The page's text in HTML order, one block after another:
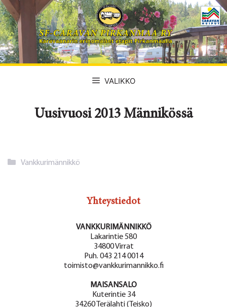
Siirry
sisältöön
VALIKKO
Uusivuosi 2013 Männikössä
Kategoriat
Vankkurimännikkö
Yhteystiedot
VANKKURIMÄNNIKKÖ
Lakarintie 580
34800 Virrat
Puh. 043 214 0014
toimisto@vankkurimannikko.fi
MAISANSALO
Kuterintie 34
34260 Terälahti (Teisko)